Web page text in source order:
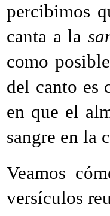
percibimos
canta a la
como
del canto es
en que el
sangre en la
Veamos
versículos